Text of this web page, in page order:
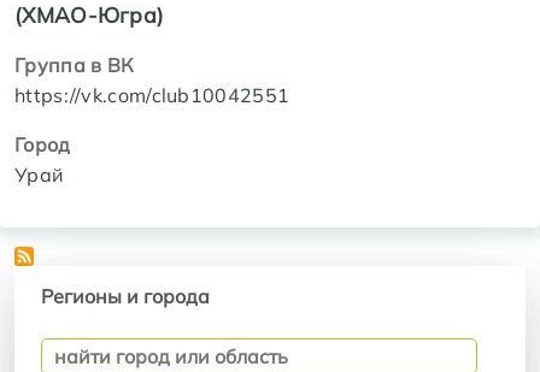
(ХМАО-Югра)
Группа в ВК
https://vk.com/club10042551
Город
Урай
Регионы и города